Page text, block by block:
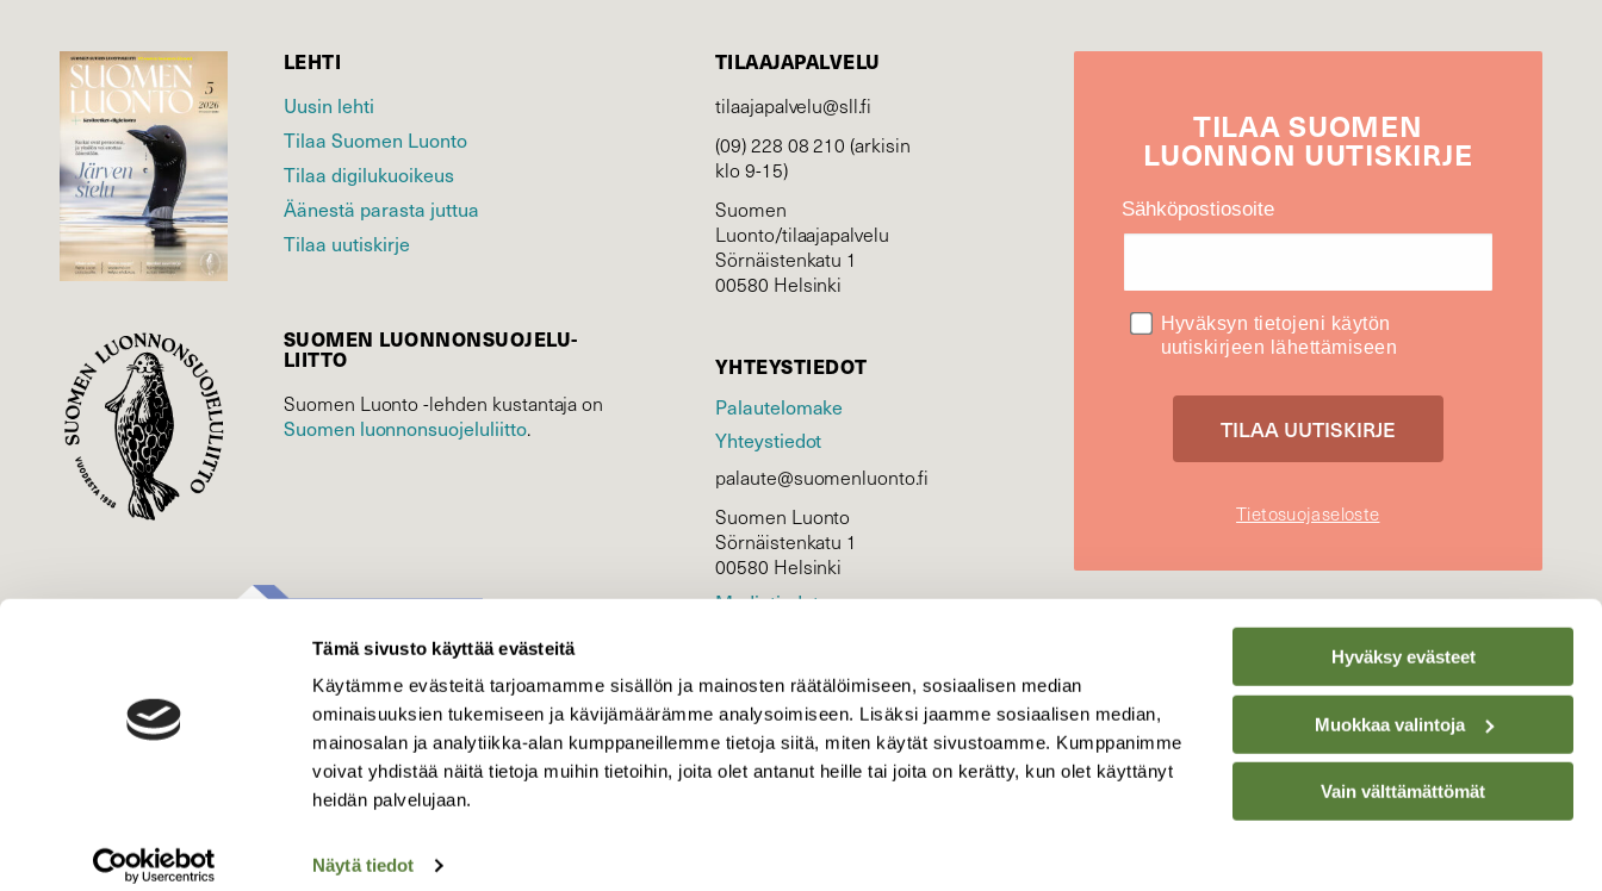
Tämä sivusto käyttää evästeitä
Käytämme evästeitä tarjoamamme sisällön ja mainosten räätälöimiseen, sosiaalisen median
ominaisuuksien tukemiseen ja kävijämäärämme analysoimiseen. Lisäksi jaamme sosiaalisen median,
mainosalan ja analytiikka-alan kumppaneillemme tietoja siitä, miten käytät sivustoamme. Kumppanimme
voivat yhdistää näitä tietoja muihin tietoihin, joita olet antanut heille tai joita on kerätty, kun olet käyttänyt
heidän palvelujaan.
Näytä tiedot
Hyväksy evästeet
Muokkaa valintoja
Vain välttämättömät
LEHTI
Uusin lehti
Tilaa Suomen Luonto
Tilaa digilukuoikeus
Äänestä parasta juttua
Tilaa uutiskirje
SUOMEN LUONNON­SUOJELU­
LIITTO
Suomen Luonto -lehden kustantaja on
Suomen luonnonsuojelu­liitto.
TILAAJAPALVELU
tilaajapalvelu@sll.fi
(09) 228 08 210 (arkisin
klo 9-15)
Suomen
Luonto/tilaajapalvelu
Sörnäistenkatu 1
00580 Helsinki
YHTEYSTIEDOT
Palautelomake
Yhteystiedot
palaute@suomenluonto.fi
Suomen Luonto
Sörnäistenkatu 1
00580 Helsinki
Mediatiedot
KIRJAUDU
TILAASUOMEN
LUONNON UUTIS­KIRJE
Sähköpostiosoite
Hyväksyn tietojeni käytön
uutiskirjeen lähettämiseen
Tietosuojaseloste